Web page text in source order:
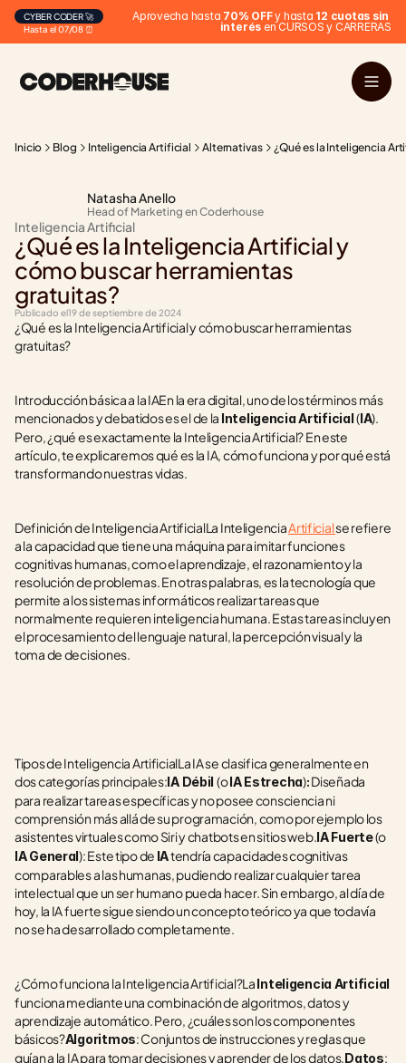
Hasta el 07/08 ⏰
CYBER CODER 🚀 Aprovecha hasta 70% OFF y hasta 12 cuotas sin
interés en CURSOS y CARRERAS
Inicio Blog Inteligencia Artificial Alternativas ¿Qué es la Inteligencia
Natasha Anello
Head of Marketing en Coderhouse
Inteligencia Artificial
¿Qué es la Inteligencia Artificial y
cómo buscar herramientas
gratuitas?
Publicado el19 de septiembre de 2024
¿Qué es la Inteligencia Artificial y cómo buscar herramientas
gratuitas?
Introducción básica a la IAEn la era digital, uno de los términos más
mencionados y debatidos es el de la Inteligencia Artificial (IA).
Pero, ¿qué es exactamente la Inteligencia Artificial? En este
artículo, te explicaremos qué es la IA, cómo funciona y por qué está
transformando nuestras vidas.
Definición de Inteligencia ArtificialLa Inteligencia Artificial se refiere
a la capacidad que tiene una máquina para imitar funciones
cognitivas humanas, como el aprendizaje, el razonamiento y la
resolución de problemas. En otras palabras, es la tecnología que
permite a los sistemas informáticos realizar tareas que
normalmente requieren inteligencia humana. Estas tareas incluyen
el procesamiento del lenguaje natural, la percepción visual y la
toma de decisiones.
Tipos de Inteligencia ArtificialLa IA se clasifica generalmente en
dos categorías principales:IA Débil (o IA Estrecha): Diseñada
para realizar tareas específicas y no posee consciencia ni
comprensión más allá de su programación, como por ejemplo los
asistentes virtuales como Siri y chatbots en sitios web.IA Fuerte (o
IA General): Este tipo de IA tendría capacidades cognitivas
comparables a las humanas, pudiendo realizar cualquier tarea
intelectual que un ser humano pueda hacer. Sin embargo, al día de
hoy, la IA fuerte sigue siendo un concepto teórico ya que todavía
no se ha desarrollado completamente.
¿Cómo funciona la Inteligencia Artificial?La Inteligencia Artificial
funciona mediante una combinación de algoritmos, datos y
aprendizaje automático. Pero, ¿cuáles son los componentes
básicos?Algoritmos: Conjuntos de instrucciones y reglas que
guían a la IA para tomar decisiones y aprender de los datos.Datos: